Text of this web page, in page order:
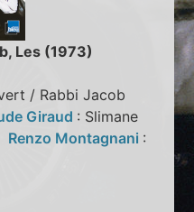
Les (1973)
/ Rabbi Jacob
Giraud : Slimane
Renzo Montagnani :